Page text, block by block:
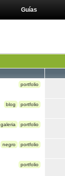
Guías
portfolio
blog portfolio
galeria portfolio
negro portfolio
portfolio